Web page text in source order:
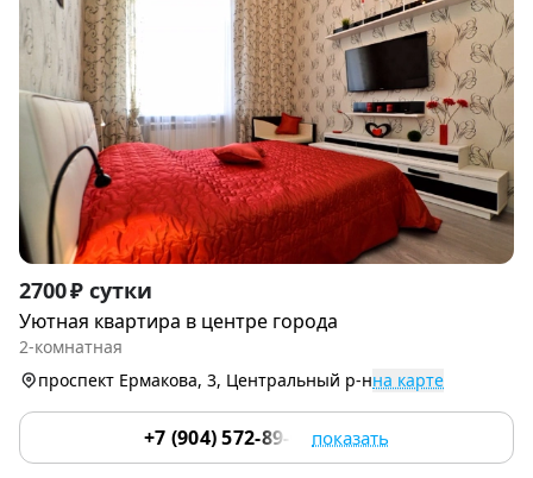
Item
1
of
2700 ₽ сутки
Уютная квартира в центре города
2-комнатная
проспект Ермакова, 3, Центральный р-нна карте
+7 (904) 572-89-03 показать